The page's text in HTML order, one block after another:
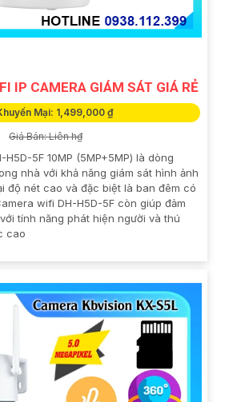
IP CAMERA GIÁM SÁT GIÁ RẺ
Mại: 1,499,000 ₫
Giá Bán: Liên h₫
5F 10MP (5MP+5MP) là dòng
nhà với khả năng giám sát hình ảnh
độ nét cao và đặc biệt là ban đêm có
wifi DH-H5D-5F còn giúp đảm
tính năng phát hiện người và thú
cao